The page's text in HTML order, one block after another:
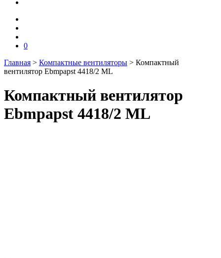
0
Главная > Компактные вентиляторы > Компактный
вентилятор Ebmpapst 4418/2 ML
Компактный вентилятор
Ebmpapst 4418/2 ML